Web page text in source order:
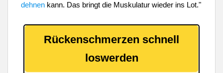
dehnen kann. Das bringt die Muskulatur wieder ins Lot."
Rückenschmerzen schnell
loswerden